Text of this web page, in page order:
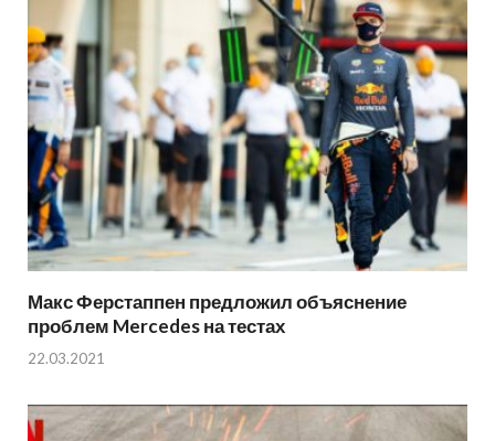
Макс Ферстаппен предложил объяснение
проблем Mercedes на тестах
22.03.2021